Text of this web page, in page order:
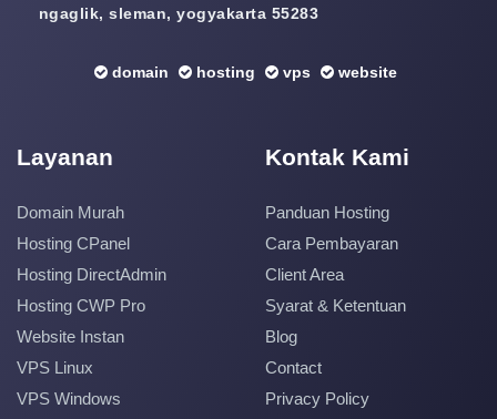
ngaglik, sleman, yogyakarta 55283
domain hosting vps website
Layanan
Domain Murah
Hosting CPanel
Hosting DirectAdmin
Hosting CWP Pro
Website Instan
VPS Linux
VPS Windows
Kontak Kami
Panduan Hosting
Cara Pembayaran
Client Area
Syarat & Ketentuan
Blog
Contact
Privacy Policy